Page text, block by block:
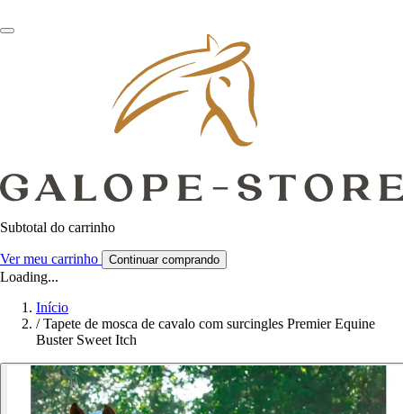
Subtotal do carrinho
Ver meu carrinho Continuar comprando
Loading...
Início
/ Tapete de mosca de cavalo com surcingles Premier Equine
Buster Sweet Itch